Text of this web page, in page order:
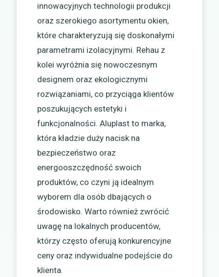
innowacyjnych technologii produkcji
oraz szerokiego asortymentu okien,
które charakteryzują się doskonałymi
parametrami izolacyjnymi. Rehau z
kolei wyróżnia się nowoczesnym
designem oraz ekologicznymi
rozwiązaniami, co przyciąga klientów
poszukujących estetyki i
funkcjonalności. Aluplast to marka,
która kładzie duży nacisk na
bezpieczeństwo oraz
energooszczędność swoich
produktów, co czyni ją idealnym
wyborem dla osób dbających o
środowisko. Warto również zwrócić
uwagę na lokalnych producentów,
którzy często oferują konkurencyjne
ceny oraz indywidualne podejście do
klienta.